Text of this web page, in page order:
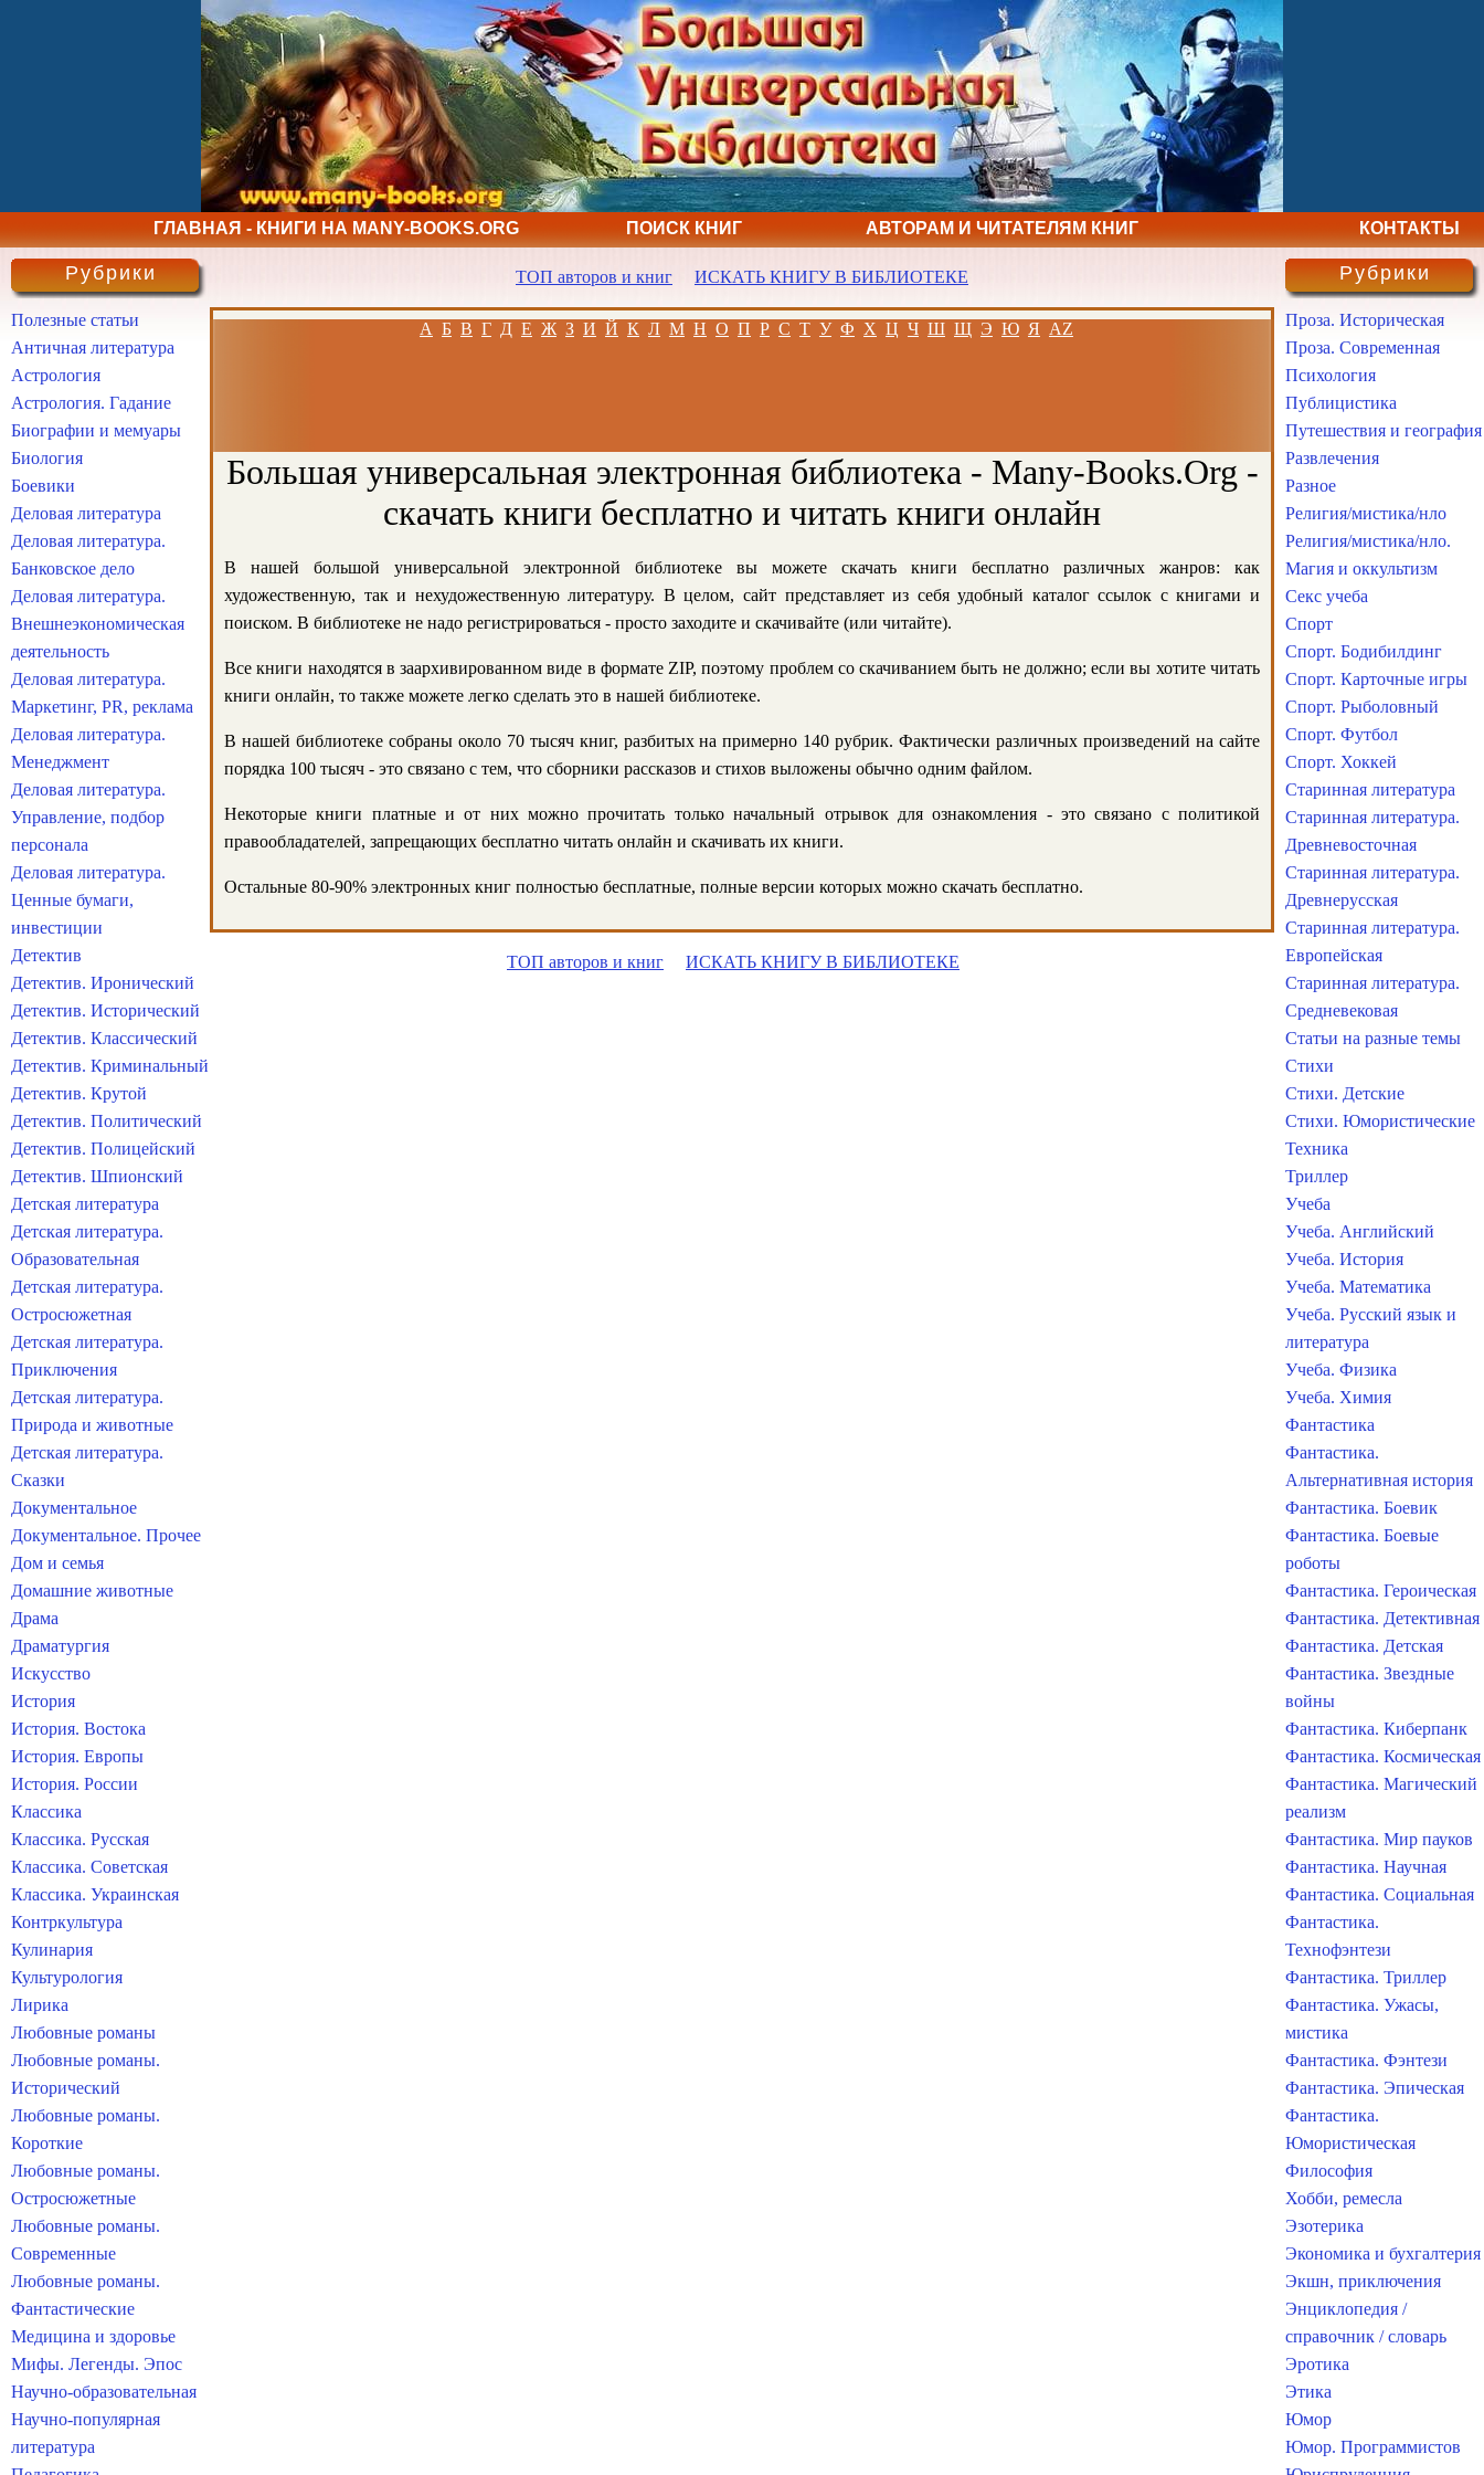
ГЛАВНАЯ - КНИГИ НА MANY-BOOKS.ORG ПОИСК КНИГ АВТОРАМ И ЧИТАТЕЛЯМ КНИГ КОНТАКТЫ
ТОП авторов и книг ИСКАТЬ КНИГУ В БИБЛИОТЕКЕ
А Б В Г Д Е Ж З И Й К Л М Н О П Р С Т У Ф Х Ц Ч Ш Щ Э Ю Я AZ
Большая универсальная электронная библиотека - Many-Books.Org -
скачать книги бесплатно и читать книги онлайн
В нашей большой универсальной электронной библиотеке вы можете скачать книги бесплатно различных жанров: как
художественную, так и нехудожественную литературу. В целом, сайт представляет из себя удобный каталог ссылок с книгами и
поиском. В библиотеке не надо регистрироваться - просто заходите и скачивайте (или читайте).
Все книги находятся в заархивированном виде в формате ZIP, поэтому проблем со скачиванием быть не должно; если вы хотите читать
книги онлайн, то также можете легко сделать это в нашей библиотеке.
В нашей библиотеке собраны около 70 тысяч книг, разбитых на примерно 140 рубрик. Фактически различных произведений на сайте
порядка 100 тысяч - это связано с тем, что сборники рассказов и стихов выложены обычно одним файлом.
Некоторые книги платные и от них можно прочитать только начальный отрывок для ознакомления - это связано с политикой
правообладателей, запрещающих бесплатно читать онлайн и скачивать их книги.
Остальные 80-90% электронных книг полностью бесплатные, полные версии которых можно скачать бесплатно.
ТОП авторов и книг ИСКАТЬ КНИГУ В БИБЛИОТЕКЕ
Рубрики
Полезные статьи
Античная литература
Астрология
Астрология. Гадание
Биографии и мемуары
Биология
Боевики
Деловая литература
Деловая литература.
Банковское дело
Деловая литература.
Внешнеэкономическая
деятельность
Деловая литература.
Маркетинг, PR, реклама
Деловая литература.
Менеджмент
Деловая литература.
Управление, подбор
персонала
Деловая литература.
Ценные бумаги,
инвестиции
Детектив
Детектив. Иронический
Детектив. Исторический
Детектив. Классический
Детектив. Криминальный
Детектив. Крутой
Детектив. Политический
Детектив. Полицейский
Детектив. Шпионский
Детская литература
Детская литература.
Образовательная
Детская литература.
Остросюжетная
Детская литература.
Приключения
Детская литература.
Природа и животные
Детская литература.
Сказки
Документальное
Документальное. Прочее
Дом и семья
Домашние животные
Драма
Драматургия
Искусство
История
История. Востока
История. Европы
История. России
Классика
Классика. Русская
Классика. Советская
Классика. Украинская
Контркультура
Кулинария
Культурология
Лирика
Любовные романы
Любовные романы.
Исторический
Любовные романы.
Короткие
Любовные романы.
Остросюжетные
Любовные романы.
Современные
Любовные романы.
Фантастические
Медицина и здоровье
Мифы. Легенды. Эпос
Научно-образовательная
Научно-популярная
литература
Рубрики
Проза. Историческая
Проза. Современная
Психология
Публицистика
Путешествия и география
Развлечения
Разное
Религия/мистика/нло
Религия/мистика/нло.
Магия и оккультизм
Секс учеба
Спорт
Спорт. Бодибилдинг
Спорт. Карточные игры
Спорт. Рыболовный
Спорт. Футбол
Спорт. Хоккей
Старинная литература
Старинная литература.
Древневосточная
Старинная литература.
Древнерусская
Старинная литература.
Европейская
Старинная литература.
Средневековая
Статьи на разные темы
Стихи
Стихи. Детские
Стихи. Юмористические
Техника
Триллер
Учеба
Учеба. Английский
Учеба. История
Учеба. Математика
Учеба. Русский язык и
литература
Учеба. Физика
Учеба. Химия
Фантастика
Фантастика.
Альтернативная история
Фантастика. Боевик
Фантастика. Боевые
роботы
Фантастика. Героическая
Фантастика. Детективная
Фантастика. Детская
Фантастика. Звездные
войны
Фантастика. Киберпанк
Фантастика. Космическая
Фантастика. Магический
реализм
Фантастика. Мир пауков
Фантастика. Научная
Фантастика. Социальная
Фантастика.
Технофэнтези
Фантастика. Триллер
Фантастика. Ужасы,
мистика
Фантастика. Фэнтези
Фантастика. Эпическая
Фантастика.
Юмористическая
Философия
Хобби, ремесла
Эзотерика
Экономика и бухгалтерия
Экшн, приключения
Энциклопедия /
справочник / словарь
Эротика
Этика
Юмор
Юмор. Программистов